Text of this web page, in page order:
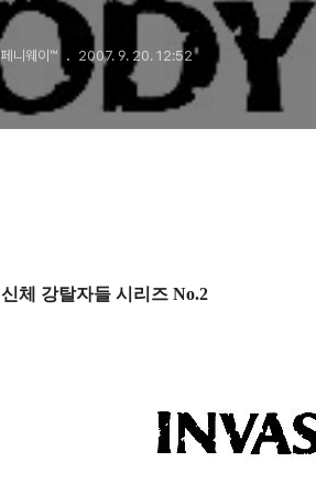
페니웨이™ 2007. 9. 20. 12:52
신체 강탈자들 시리즈 No.2